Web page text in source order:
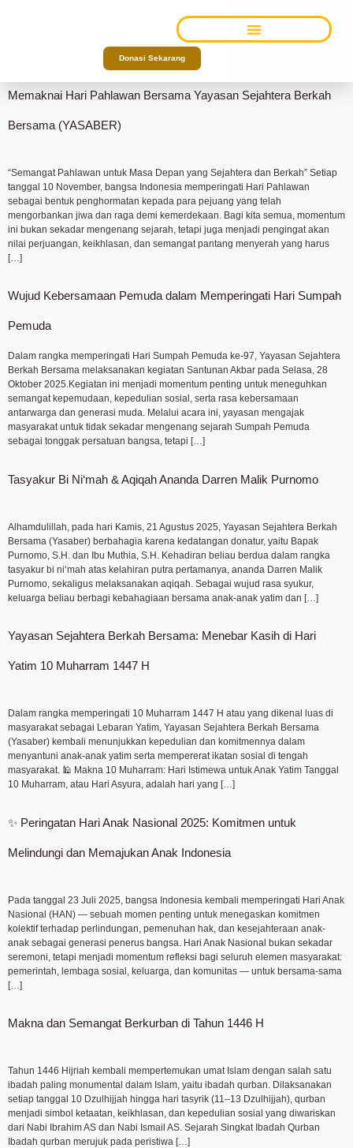
Donasi Sekarang
Artikel
Memaknai Hari Pahlawan Bersama Yayasan Sejahtera Berkah
Bersama (YASABER)
“Semangat Pahlawan untuk Masa Depan yang Sejahtera dan Berkah” Setiap
tanggal 10 November, bangsa Indonesia memperingati Hari Pahlawan
sebagai bentuk penghormatan kepada para pejuang yang telah
mengorbankan jiwa dan raga demi kemerdekaan. Bagi kita semua, momentum
ini bukan sekadar mengenang sejarah, tetapi juga menjadi pengingat akan
nilai perjuangan, keikhlasan, dan semangat pantang menyerah yang harus
[…]
Wujud Kebersamaan Pemuda dalam Memperingati Hari Sumpah
Pemuda
Dalam rangka memperingati Hari Sumpah Pemuda ke-97, Yayasan Sejahtera
Berkah Bersama melaksanakan kegiatan Santunan Akbar pada Selasa, 28
Oktober 2025.Kegiatan ini menjadi momentum penting untuk meneguhkan
semangat kepemudaan, kepedulian sosial, serta rasa kebersamaan
antarwarga dan generasi muda. Melalui acara ini, yayasan mengajak
masyarakat untuk tidak sekadar mengenang sejarah Sumpah Pemuda
sebagai tonggak persatuan bangsa, tetapi […]
Tasyakur Bi Ni‘mah & Aqiqah Ananda Darren Malik Purnomo
Alhamdulillah, pada hari Kamis, 21 Agustus 2025, Yayasan Sejahtera Berkah
Bersama (Yasaber) berbahagia karena kedatangan donatur, yaitu Bapak
Purnomo, S.H. dan Ibu Muthia, S.H. Kehadiran beliau berdua dalam rangka
tasyakur bi ni‘mah atas kelahiran putra pertamanya, ananda Darren Malik
Purnomo, sekaligus melaksanakan aqiqah. Sebagai wujud rasa syukur,
keluarga beliau berbagi kebahagiaan bersama anak-anak yatim dan […]
Yayasan Sejahtera Berkah Bersama: Menebar Kasih di Hari
Yatim 10 Muharram 1447 H
Dalam rangka memperingati 10 Muharram 1447 H atau yang dikenal luas di
masyarakat sebagai Lebaran Yatim, Yayasan Sejahtera Berkah Bersama
(Yasaber) kembali menunjukkan kepedulian dan komitmennya dalam
menyantuni anak-anak yatim serta mempererat ikatan sosial di tengah
masyarakat. 🕌 Makna 10 Muharram: Hari Istimewa untuk Anak Yatim Tanggal
10 Muharram, atau Hari Asyura, adalah hari yang […]
✨ Peringatan Hari Anak Nasional 2025: Komitmen untuk
Melindungi dan Memajukan Anak Indonesia
Pada tanggal 23 Juli 2025, bangsa Indonesia kembali memperingati Hari Anak
Nasional (HAN) — sebuah momen penting untuk menegaskan komitmen
kolektif terhadap perlindungan, pemenuhan hak, dan kesejahteraan anak-
anak sebagai generasi penerus bangsa. Hari Anak Nasional bukan sekadar
seremoni, tetapi menjadi momentum refleksi bagi seluruh elemen masyarakat:
pemerintah, lembaga sosial, keluarga, dan komunitas — untuk bersama-sama
[…]
Makna dan Semangat Berkurban di Tahun 1446 H
Tahun 1446 Hijriah kembali mempertemukan umat Islam dengan salah satu
ibadah paling monumental dalam Islam, yaitu ibadah qurban. Dilaksanakan
setiap tanggal 10 Dzulhijjah hingga hari tasyrik (11–13 Dzulhijjah), qurban
menjadi simbol ketaatan, keikhlasan, dan kepedulian sosial yang diwariskan
dari Nabi Ibrahim AS dan Nabi Ismail AS. Sejarah Singkat Ibadah Qurban
Ibadah qurban merujuk pada peristiwa […]